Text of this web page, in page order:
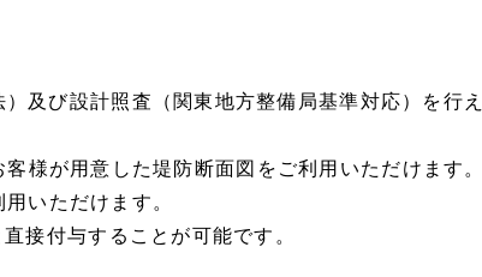
及び設計照査（関東地方整備局基準対応）を行
様が用意した堤防断面図をご利用いただけます。
いただけます。
接付与することが可能です。